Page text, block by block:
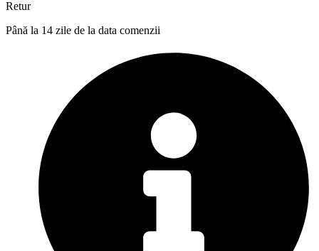
Retur
Până la 14 zile de la data comenzii